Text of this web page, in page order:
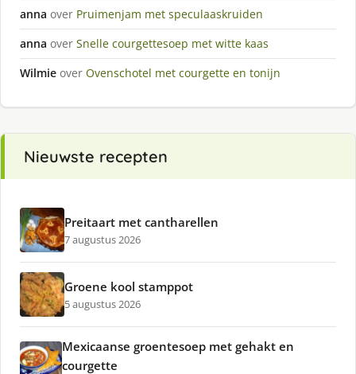
anna over Pruimenjam met speculaaskruiden
anna over Snelle courgettesoep met witte kaas
Wilmie over Ovenschotel met courgette en tonijn
Nieuwste recepten
Preitaart met cantharellen
7 augustus 2026
Groene kool stamppot
5 augustus 2026
Mexicaanse groentesoep met gehakt en
courgette